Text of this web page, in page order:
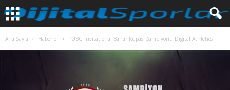
Ana Sayfa Haberler PUBG Invitational Bahar Kupası Şampiyonu Digital Athletics